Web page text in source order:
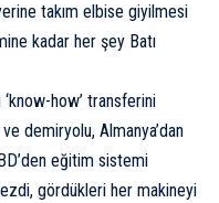
takım elbise giyilmesi
kadar her şey Batı
‘know-how’ transferini
demiryolu, Almanya’dan
eğitim sistemi
gördükleri her makineyi